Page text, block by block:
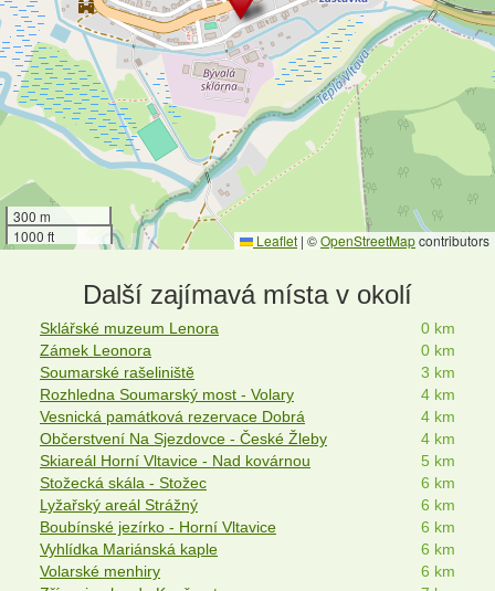
300 m
1000 ft
Leaflet | ©OpenStreetMapcontributors
Další zajímavá místa v okolí
Sklářské muzeum Lenora
0 km
Zámek Leonora
0 km
Soumarské rašeliniště
3 km
Rozhledna Soumarský most - Volary
4 km
Vesnická památková rezervace Dobrá
4 km
Občerstvení Na Sjezdovce - České Žleby
4 km
Skiareál Horní Vltavice - Nad kovárnou
5 km
Stožecká skála - Stožec
6 km
Lyžařský areál Strážný
6 km
Boubínské jezírko - Horní Vltavice
6 km
Vyhlídka Mariánská kaple
6 km
Volarské menhiry
6 km